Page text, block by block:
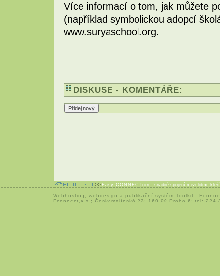
Více informací o tom, jak můžete
(například symbolickou adopcí
www.suryaschool.org.
DISKUSE - KOMENTÁŘE:
Easy CONNECTion - snadné spojení mezi lidmi,
Webhosting webdesign a publikační systém Toolkit -
Econnect,o.s.; Českomalínská 23; 160 00 Praha 6; tel: 224